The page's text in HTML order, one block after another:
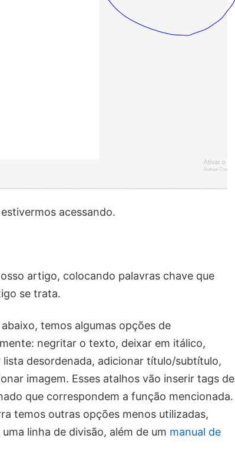
acessando.
artigo, colocando palavras chave que
se trata.
temos algumas opções de
negritar o texto, deixar em itálico,
desordenada, adicionar título/subtítulo,
imagem. Esses atalhos vão inserir tags de
que correspondem a função mencionada.
temos outras opções menos utilizadas,
linha de divisão, além de um manual de